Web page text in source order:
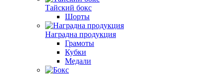
Тайский бокс
Шорты
Наградна продукция
Грамоты
Кубки
Медали